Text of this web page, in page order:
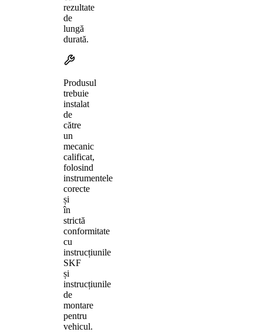
rezultate
de
lungă
durată.
Produsul
trebuie
instalat
de
către
un
mecanic
calificat,
folosind
instrumentele
corecte
și
în
strictă
conformitate
cu
instrucțiunile
SKF
și
instrucțiunile
de
montare
pentru
vehicul.